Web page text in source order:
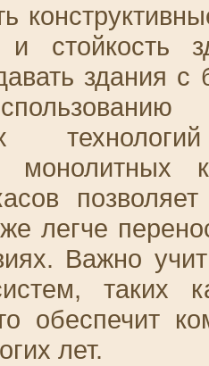
и стойкость
здания
монолитных
легче
Важно
таких
обеспечит
лет.